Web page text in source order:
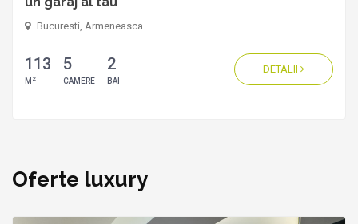
Bucuresti, Armeneasca
113
M 2
5
CAMERE
2
BAI
DETALII
Oferte luxury